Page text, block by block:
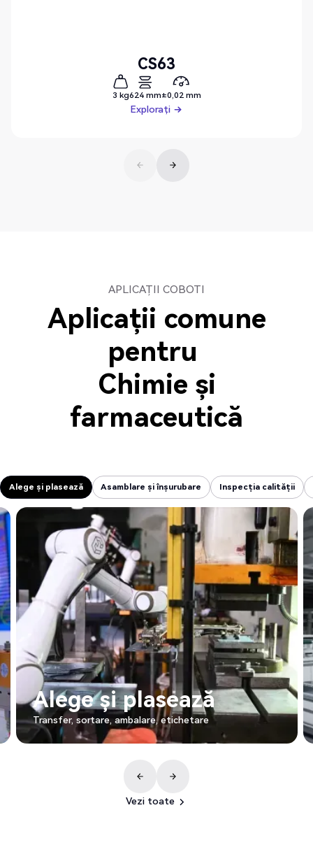
CS63
3 kg624 mm±0,02 mm
Explorați
APLICAȚII COBOTI
Aplicații comune
pentru
Chimie și
farmaceutică
Alege și plasează
Alege și plasează
Asamblare și înșurubare
Asamblare și înșurubare
Inspecția calității
Inspecția calității
Asamblare și înșurubare
Înșurubarea/strângerea piulițelor, fixarea șuruburilor,
montarea și introducerea pieselor.
Vezi toate